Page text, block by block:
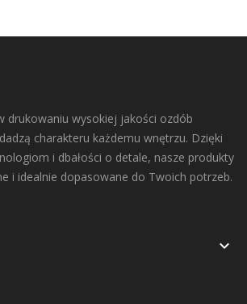
drukowaniu wysokiej jakości ozdób
charakteru każdemu wnętrzu. Dzięki
i dbałości o detale, nasze produkty
i idealnie dopasowane do Twoich potrzeb.
